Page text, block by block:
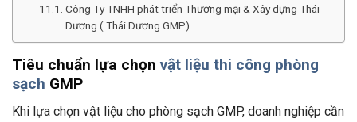
Công Ty TNHH phát triển Thương mại & Xây dựng Thái
Dương ( Thái Dương GMP)
Tiêu chuẩn lựa chọn vật liệu thi công phòng
sạch GMP
Khi lựa chọn vật liệu cho phòng sạch GMP, doanh nghiệp cần